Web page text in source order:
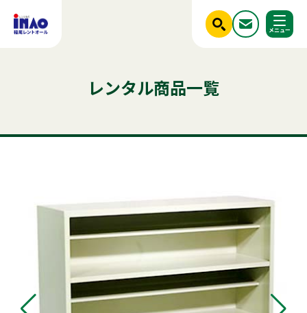
ご利用シーンから探す
はじめての方へ
店舗情報
新着情報
実績紹介
見積依頼フォーム
お問い合わせ
閉じる
テントテーブル発電機椅子クーラーフライヤーベンチ冷凍
商品ジャンルから探す ご利用シーンから探す
セット商品 照明機器
屋外イベント用品 事務用品
レンタル商品一覧